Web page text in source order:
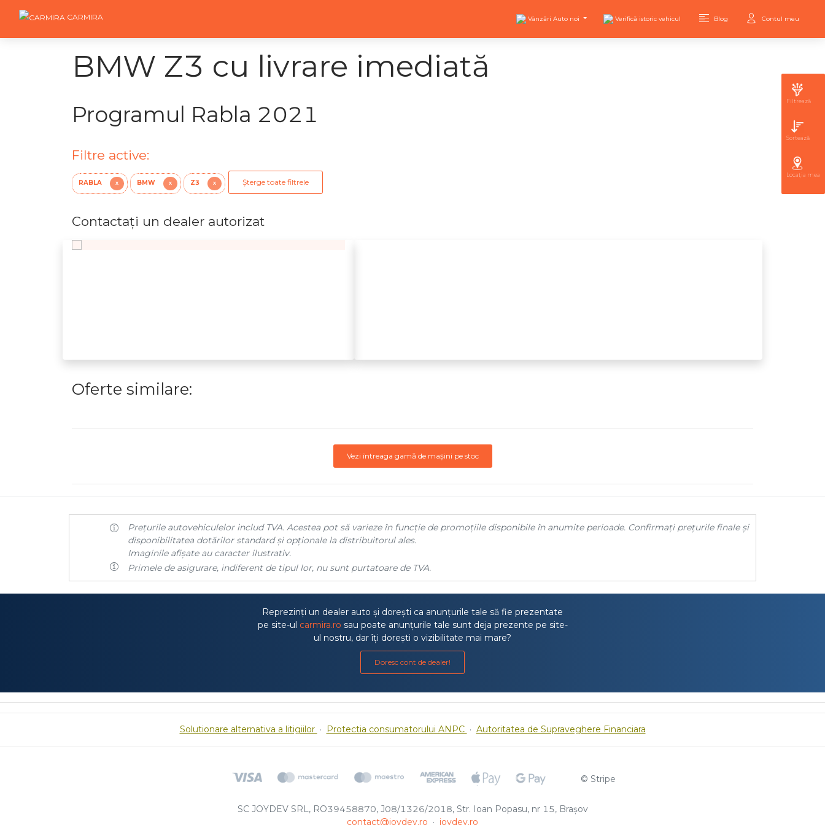
CARMIRA Vânzări Auto noi Verifică istoric vehicul Blog Contul meu
BMW Z3 cu livrare imediată
Programul Rabla 2021
Filtre active:
RABLA X BMW X Z3 X Șterge toate filtrele
Contactaţi un dealer autorizat
Oferte similare:
Vezi întreaga gamă de mașini pe stoc
Filtrează
Sortează
Locația mea
Prețurile autovehiculelor includ TVA. Acestea pot să varieze în funcție de promoțiile disponibile în anumite perioade. Confirmați prețurile finale și
disponibilitatea dotărilor standard și opționale la distribuitorul ales.
Imaginile afișate au caracter ilustrativ.
Primele de asigurare, indiferent de tipul lor, nu sunt purtatoare de TVA.
Reprezinți un dealer auto și dorești ca anunțurile tale să fie prezentate
pe site-ul carmira.ro sau poate anunțurile tale sunt deja prezente pe site-
ul nostru, dar îți dorești o vizibilitate mai mare?
Doresc cont de dealer!
Solutionare alternativa a litigiilor · Protectia consumatorului ANPC · Autoritatea de Supraveghere Financiara
© Stripe
SC JOYDEV SRL, RO39458870, J08/1326/2018, Str. Ioan Popasu, nr 15, Brașov
contact@joydev.ro · joydev.ro